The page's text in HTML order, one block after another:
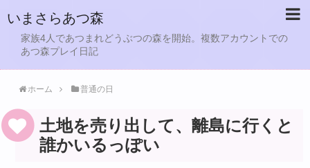
いまさらあつ森
家族4人であつまれどうぶつの森を開始。複数アカウントでの
あつ森プレイ日記
ホーム 普通の日
土地を売り出して、離島に行くと
誰かいるっぽい